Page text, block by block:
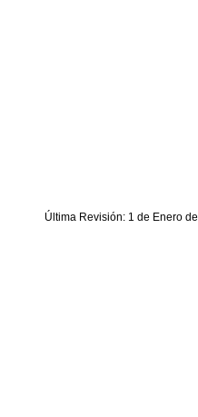
Última Revisión: 1 de Enero